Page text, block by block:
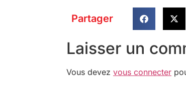
Partager
Laisser un
Vous devez vous connecter